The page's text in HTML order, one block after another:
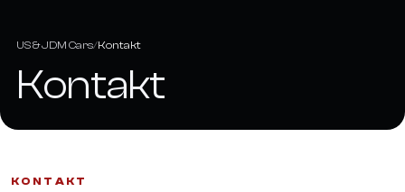
US & JDM Cars Kontakt
Kontakt
KONTAKT